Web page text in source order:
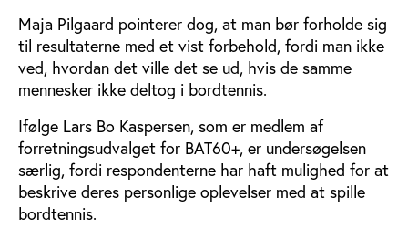
Maja Pilgaard pointerer dog, at man bør forholde sig
til resultaterne med et vist forbehold, fordi man ikke
ved, hvordan det ville det se ud, hvis de samme
mennesker ikke deltog i bordtennis.
Ifølge Lars Bo Kaspersen, som er medlem af
forretningsudvalget for BAT60+, er undersøgelsen
særlig, fordi respondenterne har haft mulighed for at
beskrive deres personlige oplevelser med at spille
bordtennis.